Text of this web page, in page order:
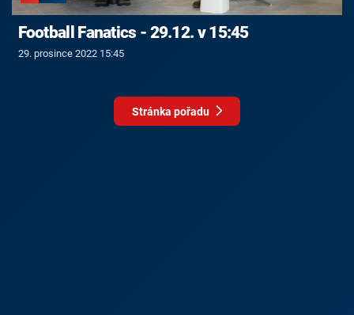
Football Fanatics - 29.12. v 15:45
29. prosince 2022 15:45
Stránka pořadu